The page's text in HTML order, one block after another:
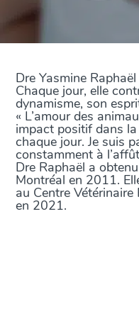
Dre Yasmine
Chaque jour, elle
dynamisme, son
« L’amour des
impact positif dans
chaque jour. Je suis
constamment à
Dre Raphaël a
Montréal en 2011.
au Centre Vétérinaire
en 2021.